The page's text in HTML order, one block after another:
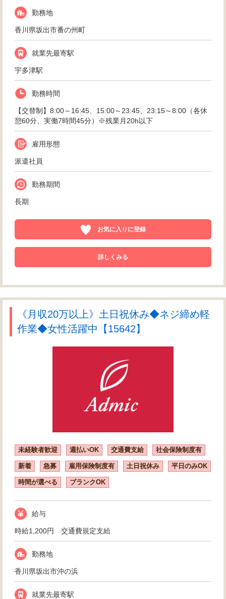
勤務地
香川県坂出市番の州町
就業先最寄駅
宇多津駅
勤務時間
【交替制】8:00～16:45、15:00～23:45、23:15～8:00（各休
憩60分、実働7時間45分）※残業月20h以下
雇用形態
派遣社員
勤務期間
長期
お気に入りに登録
詳しくみる
《月収20万以上》土日祝休み◆ネジ締め軽
作業◆女性活躍中【15642】
未経験者歓迎 週払いOK 交通費支給 社会保険制度有
新着 急募 雇用保険制度有 土日祝休み 平日のみOK
時間が選べる ブランクOK
給与
時給1,200円 交通費規定支給
勤務地
香川県坂出市沖の浜
就業先最寄駅